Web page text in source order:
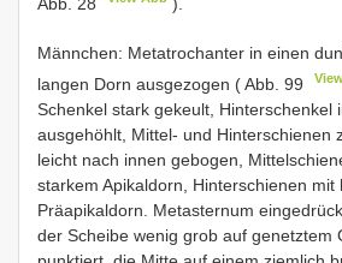
Männchen: Metatrochanter in einen
langen Dorn ausgezogen ( Abb. 99
Schenkel stark gekeult, Hinterschenkel
ausgehöhlt, Mittel- und Hinterschienen
leicht nach innen gebogen,
starkem Apikaldorn, Hinterschienen mit
Präapikaldorn. Metasternum
der Scheibe wenig grob auf genetztem